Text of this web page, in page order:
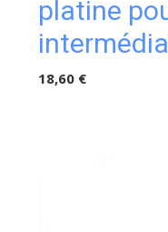
platine
18,60 €